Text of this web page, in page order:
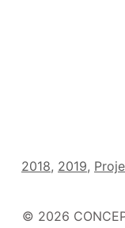
Kategorien
2018, 2019,
© 2026